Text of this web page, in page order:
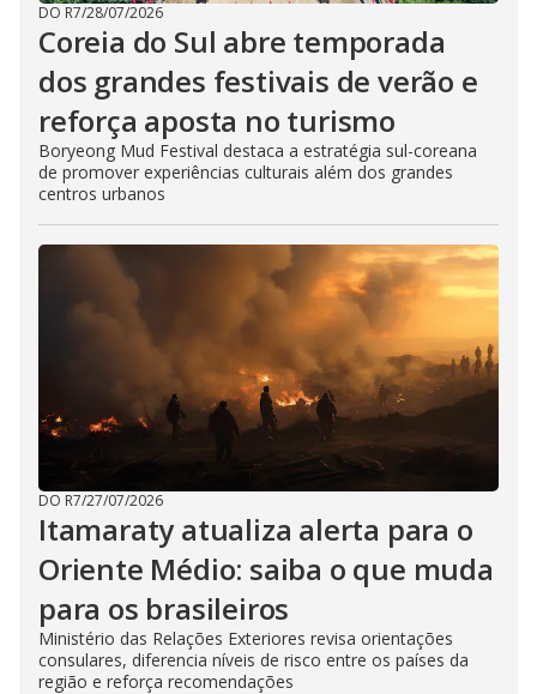
DO R7/28/07/2026
Coreia do Sul abre temporada
dos grandes festivais de verão e
reforça aposta no turismo
Boryeong Mud Festival destaca a estratégia sul-coreana
de promover experiências culturais além dos grandes
centros urbanos
DO R7/27/07/2026
Itamaraty atualiza alerta para o
Oriente Médio: saiba o que muda
para os brasileiros
Ministério das Relações Exteriores revisa orientações
consulares, diferencia níveis de risco entre os países da
região e reforça recomendações